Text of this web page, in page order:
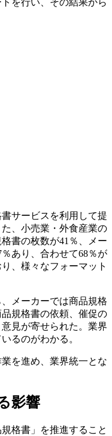
サービスを利用して提
、小売業・外食産業の
書の枚数が41％、メー
あり、合わせて68％が
、様々なフォーマット
メーカーでは商品規格
規格書の依頼、催促の
見が寄せられた。業界
るのがわかる。
を進め、業界統一とな
影響
格書」を推進すること